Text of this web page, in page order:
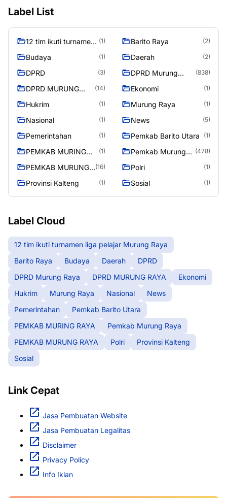
Label List
12 tim ikuti turnamen
Raya
(1) Barito Raya (2)
Budaya (1) Daerah (2)
DPRD (3)
DPRD Murung
(838)
DPRD MURUNG
(14) Ekonomi (1)
Hukrim (1) Murung Raya (1)
Nasional (1) News (5)
Pemerintahan (1) Pemkab Barito Utara (1)
PEMKAB MURING
(1)
Pemkab Murung
(478)
PEMKAB MURUNG
(16) Polri (1)
Provinsi Kalteng (1) Sosial (1)
Label Cloud
12 tim ikuti turnamen liga pelajar Murung Raya
Barito Raya
Budaya Daerah
DPRD
DPRD Murung Raya
DPRD MURUNG RAYA
Ekonomi
Hukrim
Murung Raya Nasional
News
Pemerintahan
Pemkab Barito Utara
PEMKAB MURING RAYA
Pemkab Murung Raya
PEMKAB MURUNG RAYA
Polri
Provinsi Kalteng
Sosial
Link Cepat
Jasa Pembuatan Website
Jasa Pembuatan Legalitas
Disclaimer
Privacy Policy
Info Iklan